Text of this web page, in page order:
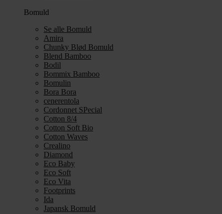
Bomuld
Se alle Bomuld
Amira
Chunky Blød Bomuld
Blend Bamboo
Bodil
Bommix Bamboo
Bomulin
Bora Bora
cenerentola
Cordonnet SPecial
Cotton 8/4
Cotton Soft Bio
Cotton Waves
Crealino
Diamond
Eco Baby
Eco Soft
Eco Vita
Footprints
Ida
Japansk Bomuld